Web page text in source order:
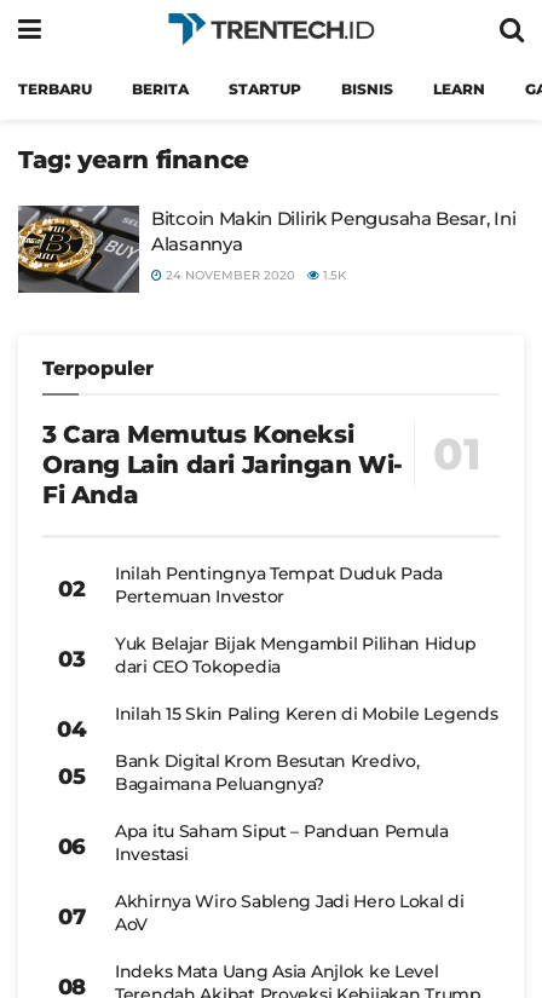
TERBARU BERITA STARTUP BISNIS LEARN
Tag: yearn finance
Bitcoin Makin Dilirik Pengusaha Besar, Ini
Alasannya
24 NOVEMBER 2020 1.5K
Terpopuler
3 Cara Memutus Koneksi
Orang Lain dari Jaringan Wi-
Fi Anda
Inilah Pentingnya Tempat Duduk Pada
Pertemuan Investor
Yuk Belajar Bijak Mengambil Pilihan Hidup
dari CEO Tokopedia
Inilah 15 Skin Paling Keren di Mobile Legends
Bank Digital Krom Besutan Kredivo,
Bagaimana Peluangnya?
Apa itu Saham Siput – Panduan Pemula
Investasi
Akhirnya Wiro Sableng Jadi Hero Lokal di
AoV
Indeks Mata Uang Asia Anjlok ke Level